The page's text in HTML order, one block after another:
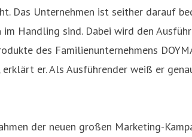
Das Unternehmen ist seither darauf
Handling sind. Dabei wird den
des Familienunternehmens
erklärt er. Als Ausführender weiß er
der neuen großen Marketing-